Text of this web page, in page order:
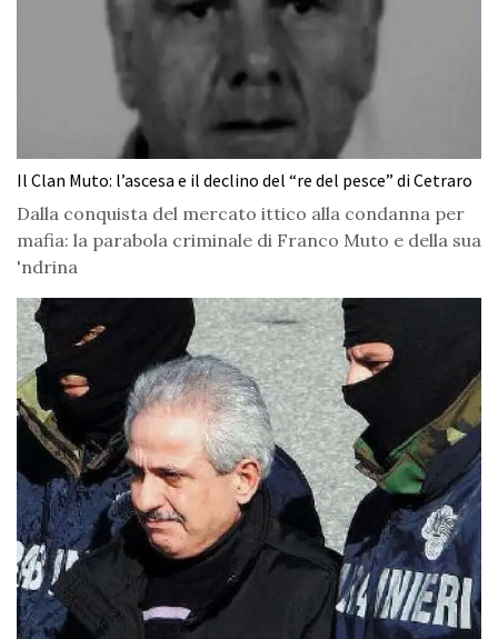
Il Clan Muto: l’ascesa e il declino del “re del pesce” di Cetraro
Dalla conquista del mercato ittico alla condanna per
mafia: la parabola criminale di Franco Muto e della sua
'ndrina